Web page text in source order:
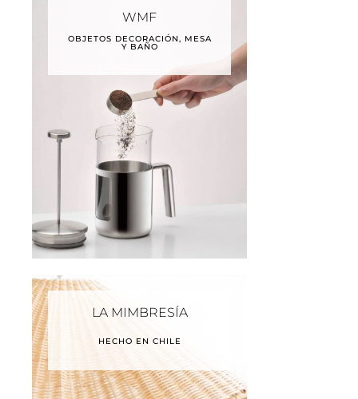
WMF
OBJETOS DECORACIÓN, MESA
Y BAÑO
LA MIMBRESÍA
HECHO EN CHILE